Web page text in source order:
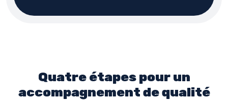
Quatre étapes pour un
accompagnement de qualité